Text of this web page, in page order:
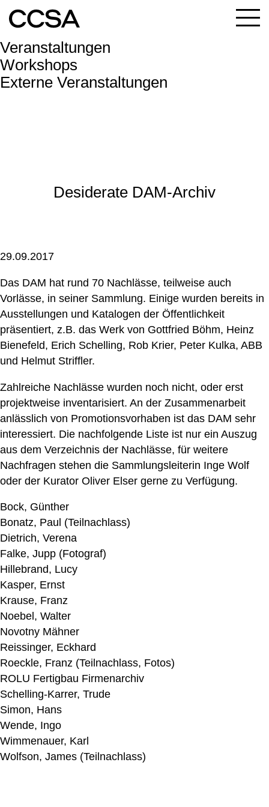
Menu
Veranstaltungen
Workshops
Externe Veranstaltungen
Desiderate DAM-Archiv
29.09.2017
Das DAM hat rund 70 Nachlässe, teilweise auch
Vorlässe, in seiner Sammlung. Einige wurden bereits in
Ausstellungen und Katalogen der Öffentlichkeit
präsentiert, z.B. das Werk von Gottfried Böhm, Heinz
Bienefeld, Erich Schelling, Rob Krier, Peter Kulka, ABB
und Helmut Striffler.
Zahlreiche Nachlässe wurden noch nicht, oder erst
projektweise inventarisiert. An der Zusammenarbeit
anlässlich von Promotionsvorhaben ist das DAM sehr
interessiert. Die nachfolgende Liste ist nur ein Auszug
aus dem Verzeichnis der Nachlässe, für weitere
Nachfragen stehen die Sammlungsleiterin Inge Wolf
oder der Kurator Oliver Elser gerne zu Verfügung.
Bock, Günther
Bonatz, Paul (Teilnachlass)
Dietrich, Verena
Falke, Jupp (Fotograf)
Hillebrand, Lucy
Kasper, Ernst
Krause, Franz
Noebel, Walter
Novotny Mähner
Reissinger, Eckhard
Roeckle, Franz (Teilnachlass, Fotos)
ROLU Fertigbau Firmenarchiv
Schelling-Karrer, Trude
Simon, Hans
Wende, Ingo
Wimmenauer, Karl
Wolfson, James (Teilnachlass)